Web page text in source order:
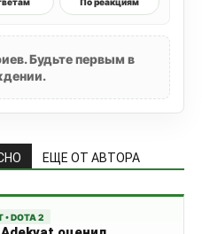
Будьте первым в
ЕЩЕ ОТ АВТОРА
DOTA 2